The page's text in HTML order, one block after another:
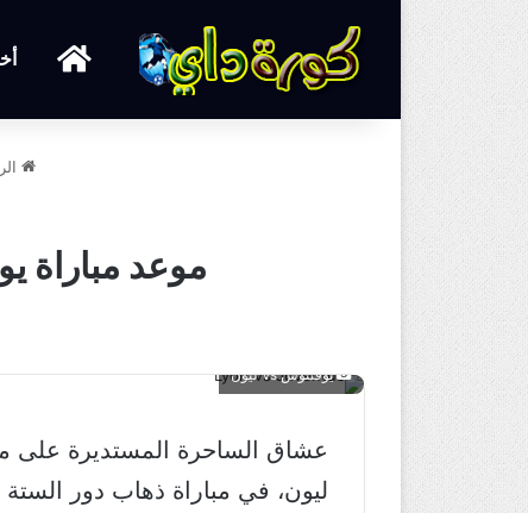
موعد مباراة
يوفنتوس Vs ليون
عشاق الساحرة المستديرة على
ليون، في مباراة ذهاب دور